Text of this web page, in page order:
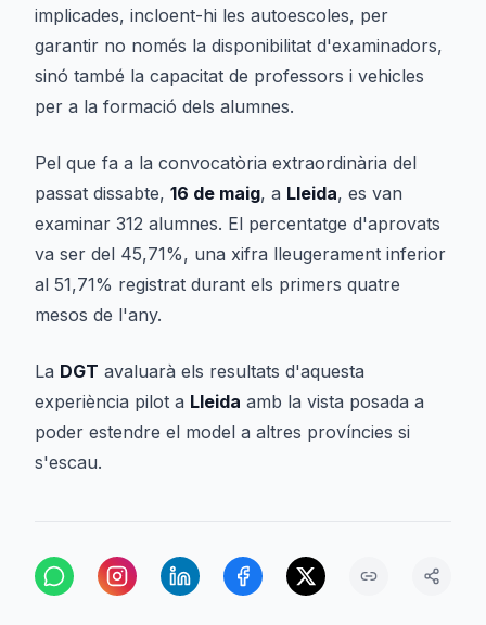
implicades, incloent-hi les autoescoles, per
garantir no només la disponibilitat d'examinadors,
sinó també la capacitat de professors i vehicles
per a la formació dels alumnes.
Pel que fa a la convocatòria extraordinària del
passat dissabte, 16 de maig, a Lleida, es van
examinar 312 alumnes. El percentatge d'aprovats
va ser del 45,71%, una xifra lleugerament inferior
al 51,71% registrat durant els primers quatre
mesos de l'any.
La DGT avaluarà els resultats d'aquesta
experiència pilot a Lleida amb la vista posada a
poder estendre el model a altres províncies si
s'escau.